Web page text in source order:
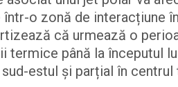
într-o zonă de interacțiune
că urmează o
termice până la începutul
estul și parțial în centrul